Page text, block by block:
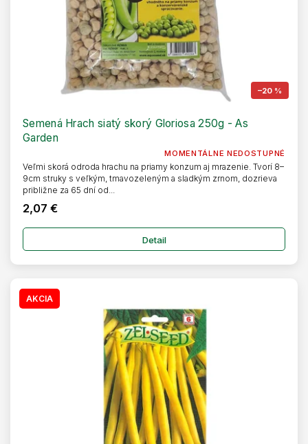
–20 %
Semená Hrach siatý skorý Gloriosa 250g - As
Garden
MOMENTÁLNE NEDOSTUPNÉ
2,07 €
Detail
Veľmi skorá odroda hrachu na priamy konzum aj mrazenie. Tvorí 8–
9cm struky s veľkým, tmavozeleným a sladkým zrnom, dozrieva
približne za 65 dní od...
AKCIA